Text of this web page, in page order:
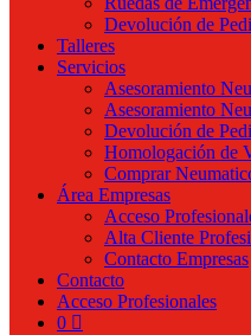
Devolución de
Talleres
Servicios
Asesoramiento
Asesoramiento
Devolución de
Homologación de
Comprar
Área Empresas
Acceso
Alta Cliente
Contacto Empresas
Contacto
Acceso Profesionales
0